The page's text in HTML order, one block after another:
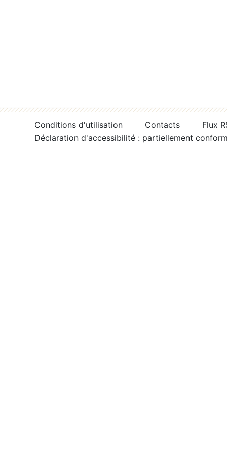
Conditions d'utilisation Contacts
Flux
Déclaration d'accessibilité : partiellement